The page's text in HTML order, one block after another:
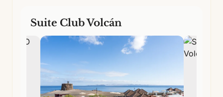
Suite Club Volcán